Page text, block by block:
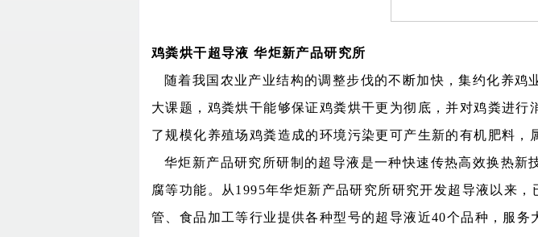
鸡粪烘干超导液 华炬新产品研究所
随着我国农业产业结构的调整步伐的不断加快，集约化养
大课题，鸡粪烘干能够保证鸡粪烘干更为彻底，并对鸡粪进
了规模化养殖场鸡粪造成的环境污染更可产生新的有机肥料，
华炬新产品研究所研制的超导液是一种快速传热高效换热
腐等功能。从 1995年华炬新产品研究所研究开发超导液以来
管、食品加工等行业提供各种型号的超导液近40个品种，服务